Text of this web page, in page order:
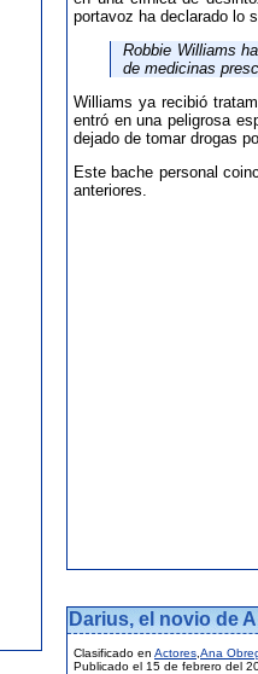
portavoz ha declarado lo
Robbie Williams
de medicinas
Williams ya recibió
entró en una peligrosa
dejado de tomar drogas
Este bache personal
anteriores.
Darius, el novio de
Clasificado en Actores Ana
Publicado el 15 de febrero del